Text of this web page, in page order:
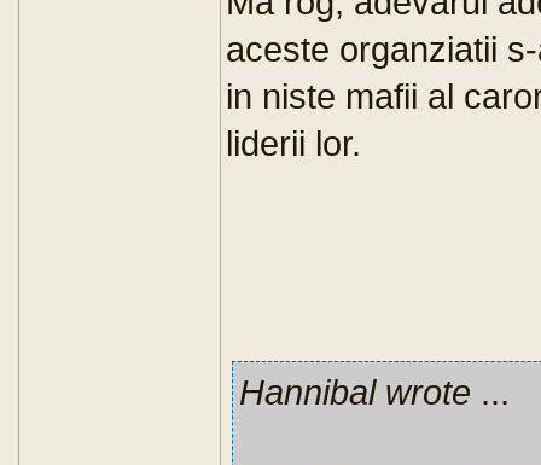
aceste organziatii
in niste mafii al
liderii lor.
Hannibal wrote ...